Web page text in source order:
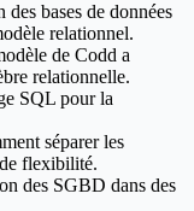
bases de données
relationnel.
de Codd a
relationnelle.
SQL pour la
séparer les
flexibilité.
des SGBD dans des